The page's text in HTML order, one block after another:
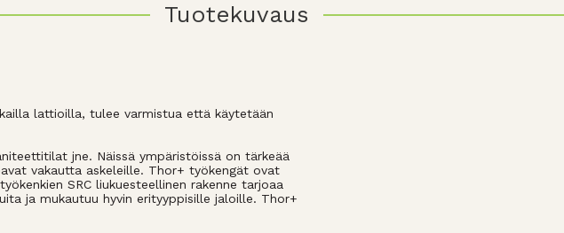
Tuotekuvaus
lattioilla, tulee varmistua että käytetään
jne. Näissä ympäristöissä on tärkeää
vakautta askeleille. Thor+ työkengät ovat
SRC liukuesteellinen rakenne tarjoaa
ja mukautuu hyvin erityyppisille jaloille. Thor+